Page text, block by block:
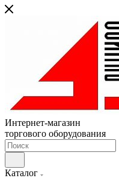
Интернет-магазин
торгового оборудования
Каталог